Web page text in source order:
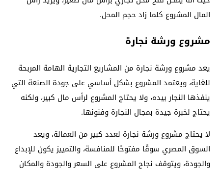
المال المشروع كلما زاد حجم المحل.
مشروع ورشة نجارة
يعد مشروع ورشة نجارة من المشاريع التجارية الهامة المربحة
للغاية، ويعتمد المشروع بشكل أساسي على جودة الصنعة التي
ينفذها النجار بيده، ولا يحتاج المشروع لرأس مال كبير، ولكنه
يحتاج لخبرة جيدة بمجال النجارة وفنونها.
لا يحتاج مشروع ورشة نجارة لعدد كبير من العمالة، ويعد
السوق المصري سوقًا مفتوحًا للمنافسة، والتمييز يكون للإبداع
والجودة، ويتوقف نجاح المشروع على السعر والجودة والمكان